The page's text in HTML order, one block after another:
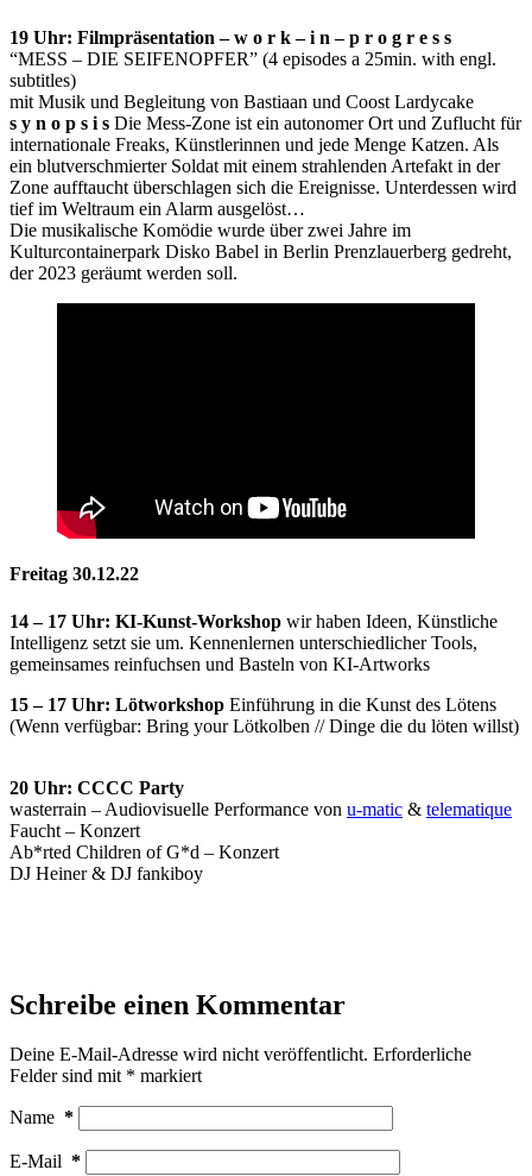
19 Uhr: Filmpräsentation – w o r k – i n – p r o g r e s s
“MESS – DIE SEIFENOPFER” (4 episodes a 25min. with engl.
subtitles)
mit Musik und Begleitung von Bastiaan und Coost Lardycake
s y n o p s i s Die Mess-Zone ist ein autonomer Ort und Zuflucht für
internationale Freaks, Künstlerinnen und jede Menge Katzen. Als
ein blutverschmierter Soldat mit einem strahlenden Artefakt in der
Zone aufftaucht überschlagen sich die Ereignisse. Unterdessen wird
tief im Weltraum ein Alarm ausgelöst…
Die musikalische Komödie wurde über zwei Jahre im
Kulturcontainerpark Disko Babel in Berlin Prenzlauerberg gedreht,
der 2023 geräumt werden soll.
Freitag 30.12.22
14 – 17 Uhr: KI-Kunst-Workshop wir haben Ideen, Künstliche
Intelligenz setzt sie um. Kennenlernen unterschiedlicher Tools,
gemeinsames reinfuchsen und Basteln von KI-Artworks
15 – 17 Uhr: Lötworkshop Einführung in die Kunst des Lötens
(Wenn verfügbar: Bring your Lötkolben // Dinge die du löten willst)
20 Uhr: CCCC Party
wasterrain – Audiovisuelle Performance von u-matic & telematique
Faucht – Konzert
Ab*rted Children of G*d – Konzert
DJ Heiner & DJ fankiboy
Schreibe einen Kommentar
Deine E-Mail-Adresse wird nicht veröffentlicht. Erforderliche
Felder sind mit * markiert
Name *
E-Mail *